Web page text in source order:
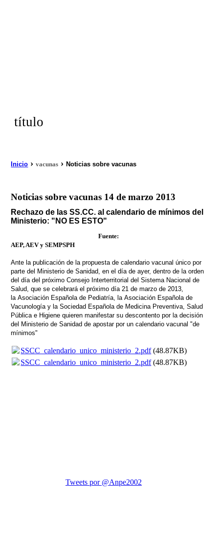
título
Inicio ›vacunas ›Noticias sobre vacunas
Noticias sobre vacunas 14 de marzo 2013
Rechazo de las SS.CC. al calendario de mínimos del
Ministerio: "NO ES ESTO"
Fuente:
AEP, AEV y SEMPSPH
Ante la publicación de la propuesta de calendario vacunal único por
parte del Ministerio de Sanidad, en el día de ayer, dentro de la orden
del día del próximo Consejo Interterritorial del Sistema Nacional de
Salud, que se celebrará el próximo día 21 de marzo de 2013,
laAsociación Española de Pediatría , laAsociación Española de
Vacunología y laSociedad Española de Medicina Preventiva, Salud
Pública e Higiene quieren manifestar su descontento por la decisión
del Ministerio de Sanidad de apostar por un calendario vacunal "de
mínimos"
SSCC_calendario_unico_ministerio_2.pdf(48.87KB)
SSCC_calendario_unico_ministerio_2.pdf(48.87KB)